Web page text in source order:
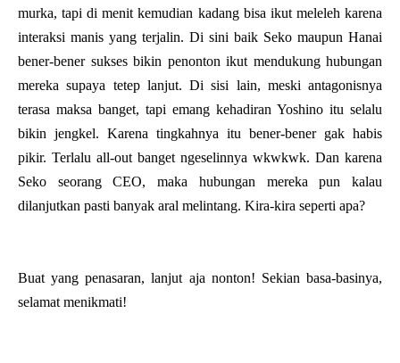
murka, tapi di menit kemudian kadang bisa ikut meleleh karena
interaksi manis yang terjalin. Di sini baik Seko maupun Hanai
bener-bener sukses bikin penonton ikut mendukung hubungan
mereka supaya tetep lanjut. Di sisi lain, meski antagonisnya
terasa maksa banget, tapi emang kehadiran Yoshino itu selalu
bikin jengkel. Karena tingkahnya itu bener-bener gak habis
pikir. Terlalu all-out banget ngeselinnya wkwkwk. Dan karena
Seko seorang CEO, maka hubungan mereka pun kalau
dilanjutkan pasti banyak aral melintang. Kira-kira seperti apa?
Buat yang penasaran, lanjut aja nonton! Sekian basa-basinya,
selamat menikmati!